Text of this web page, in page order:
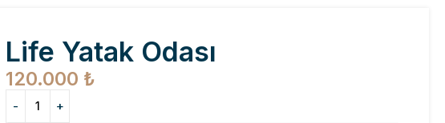
Life Yatak Odası
120.000 ₺